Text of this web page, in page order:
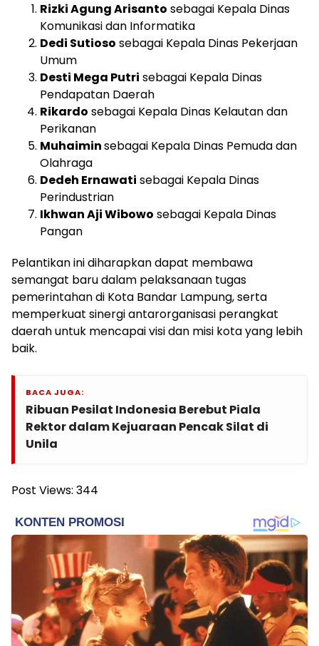
Rizki Agung Arisanto sebagai Kepala Dinas
Komunikasi dan Informatika
Dedi Sutioso sebagai Kepala Dinas Pekerjaan
Umum
Desti Mega Putri sebagai Kepala Dinas
Pendapatan Daerah
Rikardo sebagai Kepala Dinas Kelautan dan
Perikanan
Muhaiminsebagai Kepala Dinas Pemuda dan
Olahraga
Dedeh Ernawati sebagai Kepala Dinas
Perindustrian
Ikhwan Aji Wibowo sebagai Kepala Dinas
Pangan
Pelantikan ini diharapkan dapat membawa
semangat baru dalam pelaksanaan tugas
pemerintahan di Kota Bandar Lampung, serta
memperkuat sinergi antarorganisasi perangkat
daerah untuk mencapai visi dan misi kota yang lebih
baik.
BACA JUGA:
Ribuan Pesilat Indonesia Berebut Piala
Rektor dalam Kejuaraan Pencak Silat di
Unila
Post Views: 344